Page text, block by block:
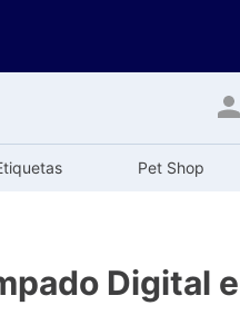
Pet Shop
Digital e